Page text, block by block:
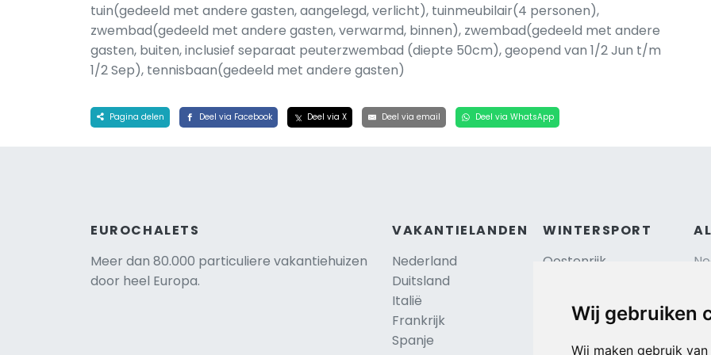
Wij gebruiken
Wij maken gebruik
tuin(gedeeld met andere gasten, aangelegd, verlicht), tuinmeubilair(4 personen),
zwembad(gedeeld met andere gasten, verwarmd, binnen), zwembad(gedeeld met andere
gasten, buiten, inclusief separaat peuterzwembad (diepte 50cm), geopend van 1/2 Jun t/m
1/2 Sep), tennisbaan(gedeeld met andere gasten)
Pagina delen Deel via Facebook Deel via X Deel via email Deel via WhatsApp
EUROCHALETS
Meer dan 80.000 particuliere vakantiehuizen
door heel Europa.
VAKANTIELANDEN
Nederland
Duitsland
Italië
Frankrijk
Spanje
WINTERSPORT
Oostenrijk
Zwitserland
Tsjechië
TIP
Duitsland